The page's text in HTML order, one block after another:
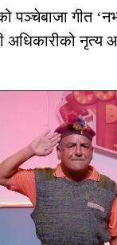
पञ्चेबाजा गीत
अधिकारीको नृत्य